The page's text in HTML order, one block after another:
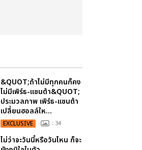
&QUOT;ถ้าไม่มีทุกคนก็คง
ไม่มีเพิร์ธ-แซนต้า&QUOT;
ประมวลภาพ เพิร์ธ-แซนต้า
เปลี่ยนฮอลล์ให...
EXCLUSIVE : 34
ไม่ว่าจะวันนี้หรือวันไหน ก็จะ